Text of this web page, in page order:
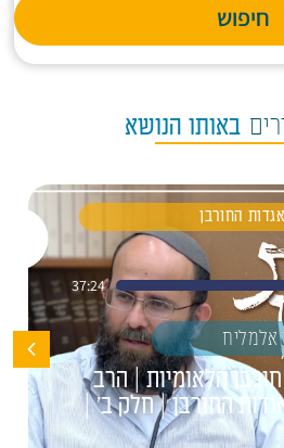
חיפוש
באותו הנושא
אגדות החורבן
37:24
אלמליח
הלאומיות | הרב
החורבן | חלק ב' |